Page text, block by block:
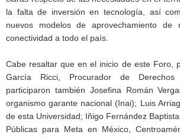
la falta de inversión en tecnología, así
nuevos modelos de aprovechamiento de
conectividad a todo el país.
Cabe resaltar que en el inicio de este Foro,
García Ricci, Procurador de Derechos
participaron también Josefina Román
organismo garante nacional (Inai); Luis
de esta Universidad; Iñigo Fernández
Públicas para Meta en México,